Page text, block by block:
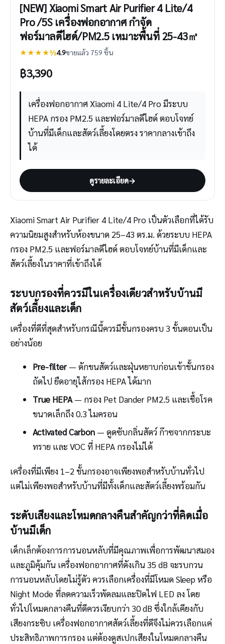
[NEW] Xiaomi Smart Air Purifier 4 Lite/4
Pro /5S เครื่องฟอกอากาศ กำจัด
ฟอร์มาลดีไฮด์/PM2.5 เหมาะพื้นที่ 25-43㎡
★★★★½4.9ขายแล้ว 759 ชิ้น
฿3,390
เครื่องฟอกอากาศ Xiaomi 4 Lite/4 Pro มีระบบ
HEPA กรอง PM2.5 และฟอร์มาลดีไฮด์ ตอบโจทย์
บ้านที่มีเด็กและสัตว์เลี้ยงโดยตรง ราคากลางเข้าถึง
ได้
ดูรายละเอียด→
Xiaomi Smart Air Purifier 4 Lite/4 Pro เป็นตัวเลือกที่ได้รับ
ความนิยมสูงสำหรับห้องขนาด 25–43 ตร.ม. ด้วยระบบ HEPA
กรอง PM2.5 และฟอร์มาลดีไฮด์ ตอบโจทย์บ้านที่มีเด็กและ
สัตว์เลี้ยงในราคาที่เข้าถึงได้
ระบบกรองที่ควรมีในเครื่องเดียวสำหรับบ้านมี
สัตว์เลี้ยงและเด็ก
เครื่องที่ดีที่สุดสำหรับกรณีนี้ควรมีชั้นกรองครบ 3 ขั้นตอนเป็น
อย่างน้อย
Pre-filter— ดักขนสัตว์และฝุ่นหยาบก่อนเข้าชั้นกรอง
ถัดไป ยืดอายุไส้กรอง HEPA ได้มาก
True HEPA— กรอง Pet Dander PM2.5 และเชื้อโรค
ขนาดเล็กถึง 0.3 ไมครอน
Activated Carbon— ดูดซับกลิ่นสัตว์ ก๊าซจากกระบะ
ทราย และ VOC ที่ HEPA กรองไม่ได้
เครื่องที่มีเพียง 1–2 ชั้นกรองอาจเพียงพอสำหรับบ้านทั่วไป
แต่ไม่เพียงพอสำหรับบ้านที่มีทั้งเด็กและสัตว์เลี้ยงพร้อมกัน
ระดับเสียงและโหมดกลางคืนสำคัญกว่าที่คิดเมื่อ
บ้านมีเด็ก
เด็กเล็กต้องการการนอนหลับที่มีคุณภาพเพื่อการพัฒนาสมอง
และภูมิคุ้มกัน เครื่องฟอกอากาศที่ดังเกิน 35 dB จะรบกวน
การนอนหลับโดยไม่รู้ตัว ควรเลือกเครื่องที่มีโหมด Sleep หรือ
Night Mode ที่ลดความเร็วพัดลมและปิดไฟ LED ลง โดย
ทั่วไปโหมดกลางคืนที่ดีควรเงียบกว่า 30 dB ซึ่งใกล้เคียงกับ
เสียงกระซิบ เครื่องฟอกอากาศสัตว์เลี้ยงที่ดีจึงไม่ควรเลือกแค่
ประสิทธิภาพการกรอง แต่ต้องดูสเปกเสียงในโหมดกลางคืน